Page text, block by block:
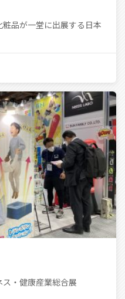
品が一堂に出展する日本
・健康産業総合展